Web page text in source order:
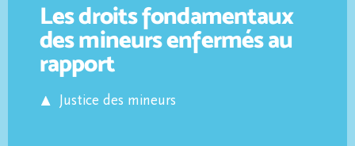
Les droits fondamentaux
des mineurs enfermés au
rapport
Justice des mineurs